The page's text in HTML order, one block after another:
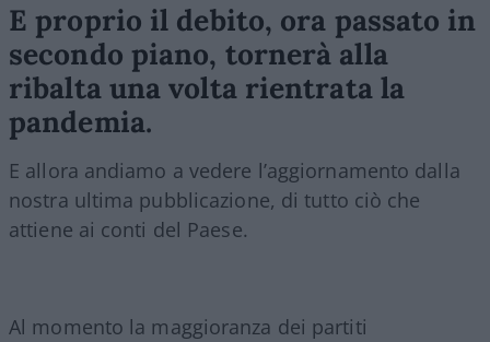
E proprio il debito, ora passato in
secondo piano, tornerà alla
ribalta una volta rientrata la
pandemia.
E allora andiamo a vedere l’aggiornamento dalla
nostra ultima pubblicazione, di tutto ciò che
attiene ai conti del Paese.
Al momento la maggioranza dei partiti